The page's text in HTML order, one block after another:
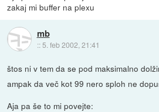
zakaj mi buffer na plexu
mb
:: 5. feb 2002, 21:41
štos ni v tem da se pod maksimalno
ampak da več kot 99 nero sploh ne
Aja pa še to mi povejte: